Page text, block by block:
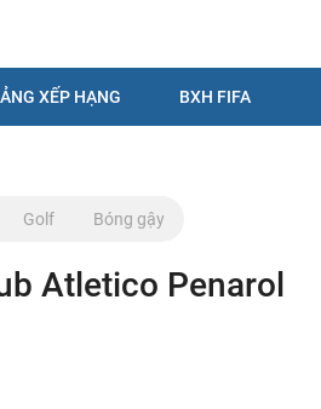
XẾP HẠNG BXH FIFA
Golf Bóng gậy
Atletico Penarol